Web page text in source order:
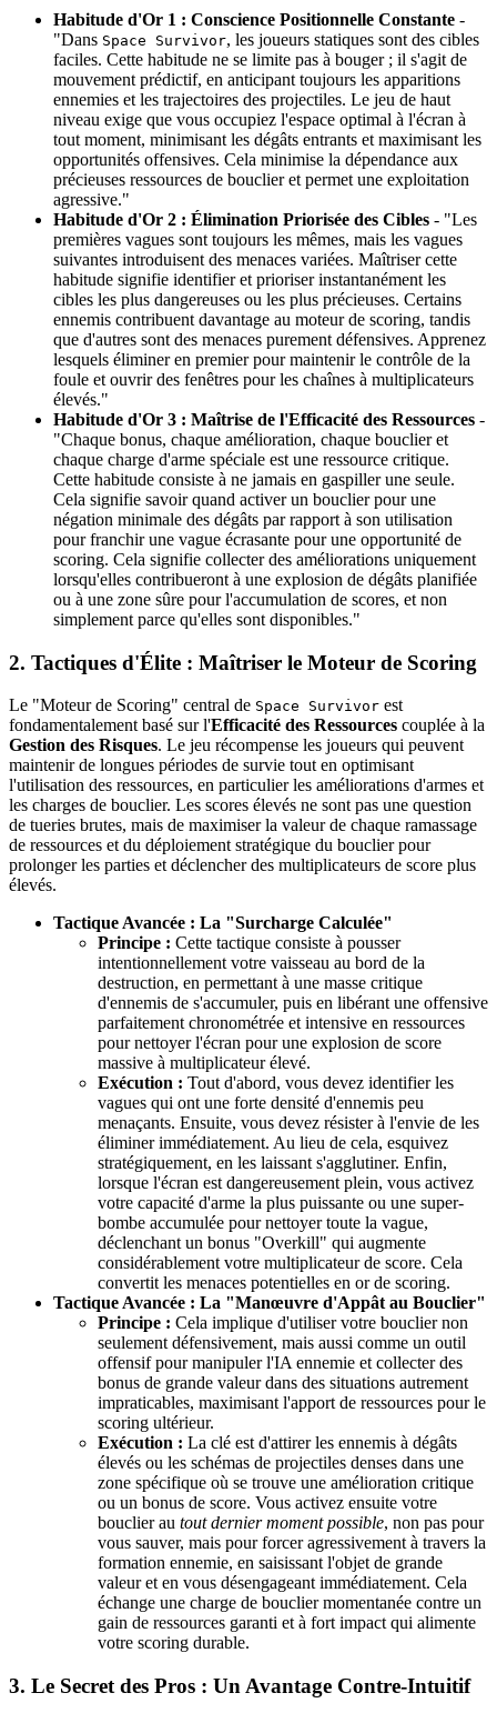
Habitude d'Or 1 : Conscience Positionnelle Constante -
"Dans Space Survivor, les joueurs statiques sont des cibles
faciles. Cette habitude ne se limite pas à bouger ; il s'agit de
mouvement prédictif, en anticipant toujours les apparitions
ennemies et les trajectoires des projectiles. Le jeu de haut
niveau exige que vous occupiez l'espace optimal à l'écran à
tout moment, minimisant les dégâts entrants et maximisant les
opportunités offensives. Cela minimise la dépendance aux
précieuses ressources de bouclier et permet une exploitation
agressive."
Habitude d'Or 2 : Élimination Priorisée des Cibles - "Les
premières vagues sont toujours les mêmes, mais les vagues
suivantes introduisent des menaces variées. Maîtriser cette
habitude signifie identifier et prioriser instantanément les
cibles les plus dangereuses ou les plus précieuses. Certains
ennemis contribuent davantage au moteur de scoring, tandis
que d'autres sont des menaces purement défensives. Apprenez
lesquels éliminer en premier pour maintenir le contrôle de la
foule et ouvrir des fenêtres pour les chaînes à multiplicateurs
élevés."
Habitude d'Or 3 : Maîtrise de l'Efficacité des Ressources -
"Chaque bonus, chaque amélioration, chaque bouclier et
chaque charge d'arme spéciale est une ressource critique.
Cette habitude consiste à ne jamais en gaspiller une seule.
Cela signifie savoir quand activer un bouclier pour une
négation minimale des dégâts par rapport à son utilisation
pour franchir une vague écrasante pour une opportunité de
scoring. Cela signifie collecter des améliorations uniquement
lorsqu'elles contribueront à une explosion de dégâts planifiée
ou à une zone sûre pour l'accumulation de scores, et non
simplement parce qu'elles sont disponibles."
2. Tactiques d'Élite : Maîtriser le Moteur de Scoring
Le "Moteur de Scoring" central de Space Survivor est
fondamentalement basé sur l'Efficacité des Ressources couplée à la
Gestion des Risques. Le jeu récompense les joueurs qui peuvent
maintenir de longues périodes de survie tout en optimisant
l'utilisation des ressources, en particulier les améliorations d'armes et
les charges de bouclier. Les scores élevés ne sont pas une question
de tueries brutes, mais de maximiser la valeur de chaque ramassage
de ressources et du déploiement stratégique du bouclier pour
prolonger les parties et déclencher des multiplicateurs de score plus
élevés.
Tactique Avancée : La "Surcharge Calculée"
Principe : Cette tactique consiste à pousser
intentionnellement votre vaisseau au bord de la
destruction, en permettant à une masse critique
d'ennemis de s'accumuler, puis en libérant une offensive
parfaitement chronométrée et intensive en ressources
pour nettoyer l'écran pour une explosion de score
massive à multiplicateur élevé.
Exécution : Tout d'abord, vous devez identifier les
vagues qui ont une forte densité d'ennemis peu
menaçants. Ensuite, vous devez résister à l'envie de les
éliminer immédiatement. Au lieu de cela, esquivez
stratégiquement, en les laissant s'agglutiner. Enfin,
lorsque l'écran est dangereusement plein, vous activez
votre capacité d'arme la plus puissante ou une super-
bombe accumulée pour nettoyer toute la vague,
déclenchant un bonus "Overkill" qui augmente
considérablement votre multiplicateur de score. Cela
convertit les menaces potentielles en or de scoring.
Tactique Avancée : La "Manœuvre d'Appât au Bouclier"
Principe : Cela implique d'utiliser votre bouclier non
seulement défensivement, mais aussi comme un outil
offensif pour manipuler l'IA ennemie et collecter des
bonus de grande valeur dans des situations autrement
impraticables, maximisant l'apport de ressources pour le
scoring ultérieur.
Exécution : La clé est d'attirer les ennemis à dégâts
élevés ou les schémas de projectiles denses dans une
zone spécifique où se trouve une amélioration critique
ou un bonus de score. Vous activez ensuite votre
bouclier au tout dernier moment possible, non pas pour
vous sauver, mais pour forcer agressivement à travers la
formation ennemie, en saisissant l'objet de grande
valeur et en vous désengageant immédiatement. Cela
échange une charge de bouclier momentanée contre un
gain de ressources garanti et à fort impact qui alimente
votre scoring durable.
3. Le Secret des Pros : Un Avantage Contre-Intuitif